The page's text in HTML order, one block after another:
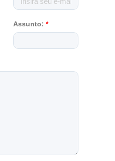
Assunto: *